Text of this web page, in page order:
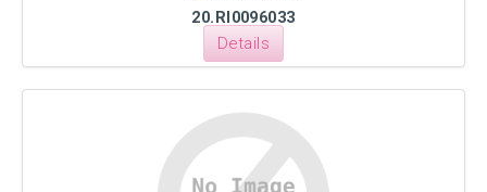
20.RI0096033
Details